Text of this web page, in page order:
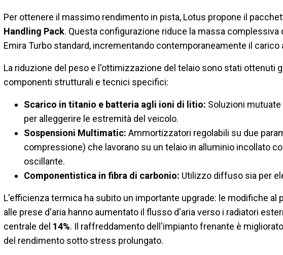
Per ottenere il massimo rendimento in pista, Lotus propone il
Handling Pack. Questa configurazione riduce la massa complessiva
Emira Turbo standard, incrementando contemporaneamente il
La riduzione del peso e l'ottimizzazione del telaio sono stati ottenuti
componenti strutturali e tecnici specifici:
Scarico in titanio e batteria agli ioni di litio: Soluzioni
per alleggerire le estremità del veicolo.
Sospensioni Multimatic: Ammortizzatori regolabili su due
compressione) che lavorano su un telaio in alluminio incollato
oscillante.
Componentistica in fibra di carbonio: Utilizzo diffuso sia per
L'efficienza termica ha subito un importante upgrade: le modifiche al
alle prese d'aria hanno aumentato il flusso d'aria verso i radiatori
centrale del 14%. Il raffreddamento dell'impianto frenante è
del rendimento sotto stress prolungato.